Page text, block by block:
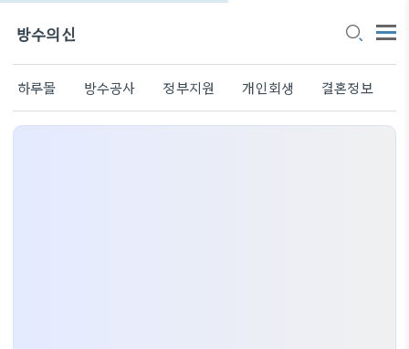
방수의신
하루몰 방수공사 정부지원 개인회생 결혼정보